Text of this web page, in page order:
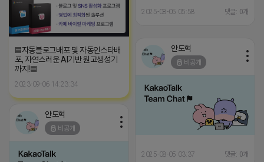
2025-08-05 05:58 댓글: 0개
▤자동블로그배포 및 자동인스타배
포, 자연스러운 AI기반 원고생성기
까지!▤
2023-09-06 14:23:34
안도혁
비공개
2025-08-05 03:37 댓글: 0개
안도혁
비공개